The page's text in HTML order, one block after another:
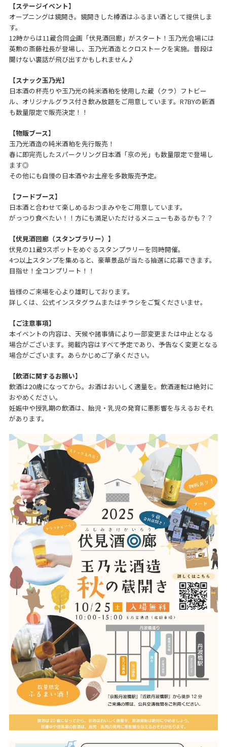
【ステージイベント】
オープニングは鏡開き。鏡開きした樽酒はふるまい酒として提供しま
す。
12時からは11蔵合同企画「伏見酒回廊」がスタート！玉乃光会場には
英勲の斎藤社長が登場し、玉乃光酒造とクロストークを実施。普段は
聞けない裏話が飛び出すかもしれません♪
【スナック玉乃光】
日本酒の杯売りや玉乃光の純米酒粕を使用した蔵（クラ）フトビー
ル、オリジナルグラス付き飲み放題をご用意しています。R7BYの新酒
も数量限定で販売決定！！
【物販ブース】
玉乃光酒造の純米酒粕を先行販売！
春に即完売したスパークリング日本酒「京の光」も数量限定で登場し
ます◎
その他にも自慢の日本酒やお土産を多数販売予定。
【フードブース】
日本酒と合わせて楽しめるおつまみやをご用意しています。
がっつり食べたい！！方にも満足いただけるメニューもあるかも？？
【伏見酒回廊（スタンプラリー）】
伏見の11蔵9スポットをめぐるスタンプラリーを同時開催。
4つ以上スタンプを集めると、豪華景品が当たる抽選に応募できます。
目指せ！全コンプリート！！
皆様のご来場を心より雄町しております。
詳しくは、公式インスタグラムまたはチラシをご覧くださいませ。
【ご注意事項】
本イベントの内容は、天候や諸事情により一部変更または中止となる
場合がございます。掲載内容はすべて予定であり、予告なく変更となる
場合がございます。あらかじめご了承ください。
【飲酒に関するお願い】
飲酒は20歳になってから。お酒はおいしく適量を。飲酒運転は絶対に
おやめください。
妊娠中や授乳期の飲酒は、胎児・乳児の発育に悪影響を与えるおそれ
があります。